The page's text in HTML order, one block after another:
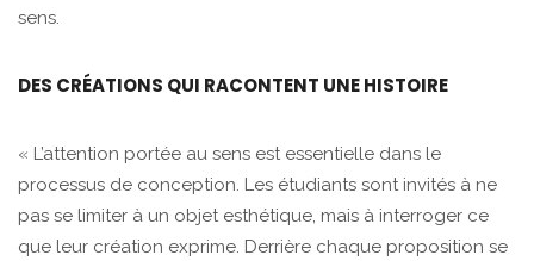
sens.
DES CRÉATIONS QUI RACONTENT UNE HISTOIRE
« L’attention portée au sens est essentielle dans le
processus de conception. Les étudiants sont invités à ne
pas se limiter à un objet esthétique, mais à interroger ce
que leur création exprime. Derrière chaque proposition se